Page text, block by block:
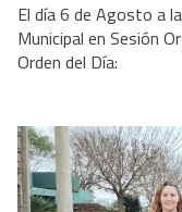
El día 6 de Agosto a
Municipal en Sesión
Orden del Día: